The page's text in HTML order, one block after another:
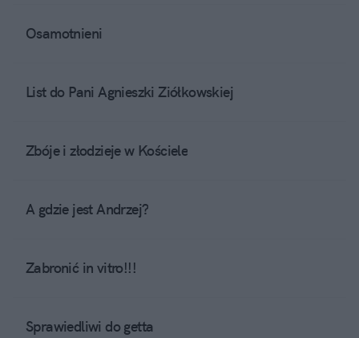
Osamotnieni
List do Pani Agnieszki Ziółkowskiej
Zbóje i złodzieje w Kościele
A gdzie jest Andrzej?
Zabronić in vitro!!!
Sprawiedliwi do getta